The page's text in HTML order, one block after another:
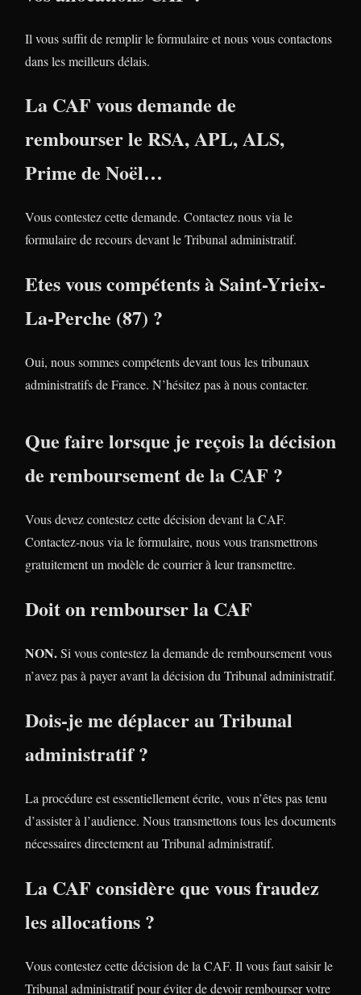
Il vous suffit de remplir le formulaire et nous vous contactons
dans les meilleurs délais.
La CAF vous demande de
rembourser le RSA, APL, ALS,
Prime de Noël…
Vous contestez cette demande. Contactez nous via le
formulaire de recours devant le Tribunal administratif.
Etes vous compétents à Saint-Yrieix-
La-Perche (87) ?
Oui, nous sommes compétents devant tous les tribunaux
administratifs de France. N’hésitez pas à nous contacter.
Que faire lorsque je reçois la décision
de remboursement de la CAF ?
Vous devez contestez cette décision devant la CAF.
Contactez-nous via le formulaire, nous vous transmettrons
gratuitement un modèle de courrier à leur transmettre.
Doit on rembourser la CAF
NON.Si vous contestez la demande de remboursement vous
n’avez pas à payer avant la décision du Tribunal administratif.
Dois-je me déplacer au Tribunal
administratif ?
La procédure est essentiellement écrite, vous n’êtes pas tenu
d’assister à l’audience. Nous transmettons tous les documents
nécessaires directement au Tribunal administratif.
La CAF considère que vous fraudez
les allocations ?
Vous contestez cette décision de la CAF. Il vous faut saisir le
Tribunal administratif pour éviter de devoir rembourser votre